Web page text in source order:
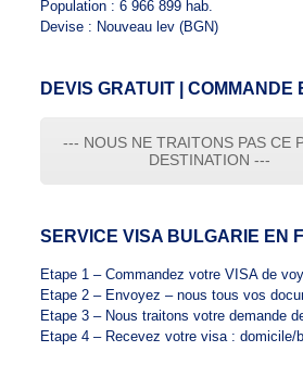
Population : 6 966 899 hab.
Devise : Nouveau lev (BGN​)
DEVIS GRATUIT | COMMANDE
--- NOUS NE TRAITONS PAS CE
DESTINATION ---
SERVICE VISA BULGARIE EN
Etape 1 – Commandez votre VISA de
Etape 2 – Envoyez – nous tous vos
Etape 3 – Nous traitons votre demande
Etape 4 – Recevez votre visa : domicile/